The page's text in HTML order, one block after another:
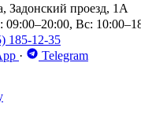
Задонский проезд, 1А
Вс:
185-12-35
·
Telegram